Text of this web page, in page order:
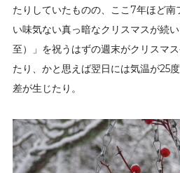
たりしていたものの、ここ7年ほど
い味気ない真っ暗なクリスマスが続
至）」を祝うはずの週末がクリスマ
たり、かと思えば翌日には気温が25
差が生じたり。